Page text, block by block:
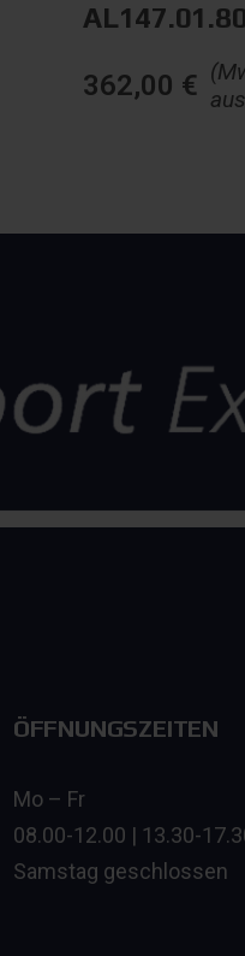
AL147.01.80
362,00 €
ÖFFNUNGSZEITEN
Mo – Fr
08.00-12.00 | 13.30-
Samstag geschlossen